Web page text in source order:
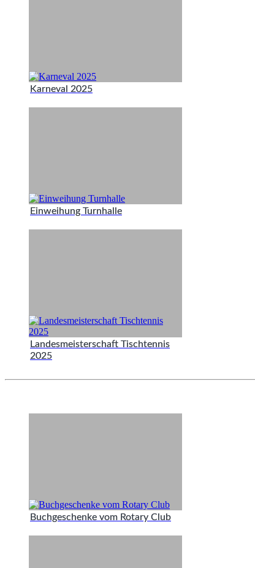
Karneval 2025
Einweihung Turnhalle
Landesmeisterschaft Tischtennis
2025
Buchgeschenke vom Rotary Club